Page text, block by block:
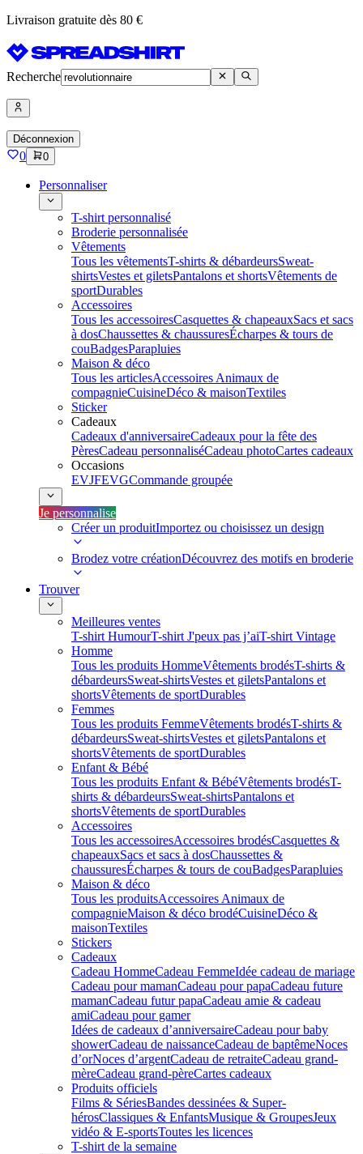
Livraison gratuite dès 80 €
Recherche
Déconnexion
0 0
Personnaliser
T-shirt personnalisé
Broderie personnalisée
Vêtements
Tous les vêtementsT-shirts & débardeursSweat-
shirtsVestes et giletsPantalons et shortsVêtements de
sportDurables
Accessoires
Tous les accessoiresCasquettes & chapeauxSacs et sacs
à dosChaussettes & chaussuresÉcharpes & tours de
couBadgesParapluies
Maison & déco
Tous les articlesAccessoires Animaux de
compagnieCuisineDéco & maisonTextiles
Sticker
Cadeaux
Cadeaux d'anniversaireCadeaux pour la fête des
PèresCadeau personnaliséCadeau photoCartes cadeaux
Occasions
EVJFEVGCommande groupée
Je personnalise
Créer un produitImportez ou choisissez un design
Brodez votre créationDécouvrez des motifs en broderie
Trouver
Meilleures ventes
T-shirt HumourT-shirt J'peux pas j’aiT-shirt Vintage
Homme
Tous les produits HommeVêtements brodésT-shirts &
débardeursSweat-shirtsVestes et giletsPantalons et
shortsVêtements de sportDurables
Femmes
Tous les produits FemmeVêtements brodésT-shirts &
débardeursSweat-shirtsVestes et giletsPantalons et
shortsVêtements de sportDurables
Enfant & Bébé
Tous les produits Enfant & BébéVêtements brodésT-
shirts & débardeursSweat-shirtsPantalons et
shortsVêtements de sportDurables
Accessoires
Tous les accessoiresAccessoires brodésCasquettes &
chapeauxSacs et sacs à dosChaussettes &
chaussuresÉcharpes & tours de couBadgesParapluies
Maison & déco
Tous les produitsAccessoires Animaux de
compagnieMaison & déco brodéCuisineDéco &
maisonTextiles
Stickers
Cadeaux
Cadeau HommeCadeau FemmeIdée cadeau de mariage​
Cadeau pour mamanCadeau pour papaCadeau future
mamanCadeau futur papaCadeau amie & cadeau
amiCadeau pour gamer
Idées de cadeaux d’anniversaireCadeau pour baby
showerCadeau de naissanceCadeau de baptêmeNoces
d’orNoces d’argentCadeau de retraiteCadeau grand-
mèreCadeau grand-pèreCartes cadeaux
Produits officiels
Films & SériesBandes dessinées & Super-
hérosClassiques & EnfantsMusique & GroupesJeux
vidéo & E-sportsToutes les licences
T-shirt de la semaine